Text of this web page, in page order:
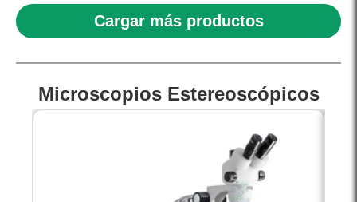
Cargar más productos
Microscopios Estereoscópicos